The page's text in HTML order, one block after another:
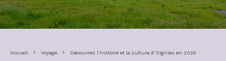
Accueil Voyage Découvrez l’histoire et la culture d’Oignies en 2025